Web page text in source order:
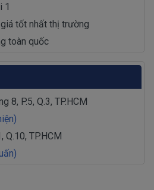
1
tốt nhất thị trường
toàn quốc
8, P.5, Q.3, TP.HCM
TP.HCM